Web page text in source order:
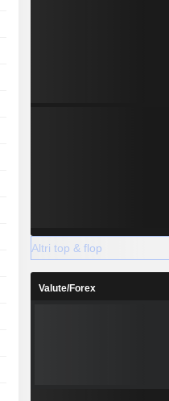
Altri top & flop
Valute/Forex